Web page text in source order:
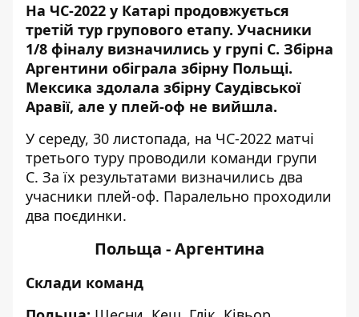
На ЧС-2022 у Катарі продовжується
третій тур групового етапу. Учасники
1/8 фіналу визначились у групі С. Збірна
Аргентини обіграла збірну Польщі.
Мексика здолала збірну Саудівської
Аравії, але у плей-оф не вийшла.
У середу, 30 листопада, на ЧС-2022 матчі
третього туру проводили команди групи
С. За їх результатами визначились два
учасники плей-оф. Паралельно проходили
два поєдинки.
Польща - Аргентина
Склади команд